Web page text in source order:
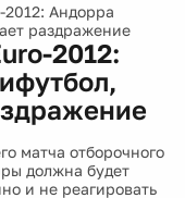
Андорра
раздражение
2012:
матча отборочного
должна будет
и не реагировать